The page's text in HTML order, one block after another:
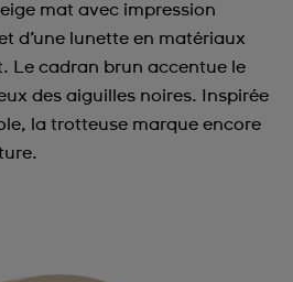
mat avec impression
d’une lunette en matériaux
Le cadran brun accentue le
des aiguilles noires. Inspirée
la trotteuse marque encore